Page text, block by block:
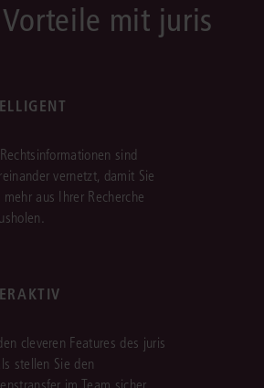
mit juris
sind
vernetzt, damit Sie
mehr aus Ihrer Recherche
cleveren Features des juris
stellen Sie den